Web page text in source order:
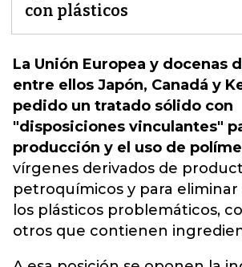
con plásticos
La Unión Europea y docenas
entre ellos Japón, Canadá y
pedido un tratado sólido con
"disposiciones vinculantes"
producción y el uso de
vírgenes derivados de
petroquímicos y para
los plásticos problemáticos,
otros que contienen